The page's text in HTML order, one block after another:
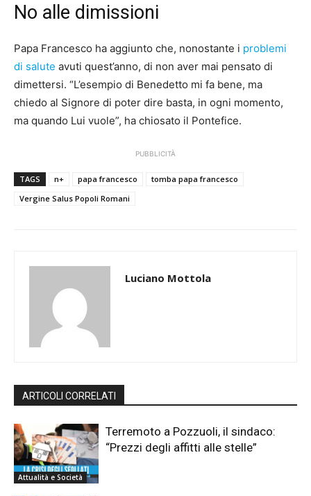
No alle dimissioni
Papa Francesco ha aggiunto che, nonostante i problemi
di salute avuti quest’anno, di non aver mai pensato di
dimettersi. “L’esempio di Benedetto mi fa bene, ma
chiedo al Signore di poter dire basta, in ogni momento,
ma quando Lui vuole”, ha chiosato il Pontefice.
PUBBLICITÀ
TAGS n+ papa francesco
tomba papa francesco
Vergine Salus Popoli Romani
Luciano Mottola
ARTICOLI CORRELATI
Attualità e Società
Terremoto a Pozzuoli, il sindaco:
“Prezzi degli affitti alle stelle”